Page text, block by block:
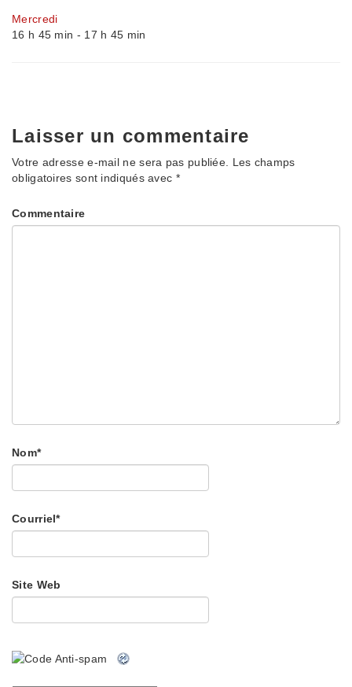
Mercredi
16 h 45 min - 17 h 45 min
Laisser un commentaire
Votre adresse e-mail ne sera pas publiée.
Les champs
obligatoires sont indiqués avec *
Commentaire
Nom*
Courriel*
Site Web